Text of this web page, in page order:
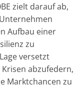
zielt darauf ab,
Aufbau einer
zu
versetzt
abzufedern,
Marktchancen zu